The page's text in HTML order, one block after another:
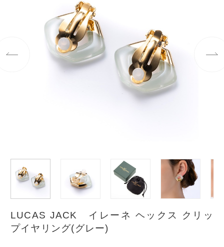
LUCAS JACK イレーネ ヘックス クリッ
プイヤリング(グレー)